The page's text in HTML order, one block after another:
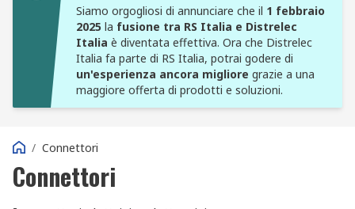
Siamo orgogliosi di annunciare che il 1 febbraio
2025 la fusione tra RS Italia e Distrelec
Italia è diventata effettiva. Ora che Distrelec
Italia fa parte di RS Italia, potrai godere di
un'esperienza ancora migliore grazie a una
maggiore offerta di prodotti e soluzioni.
/ Connettori
Connettori